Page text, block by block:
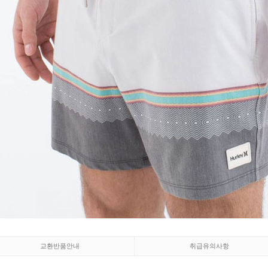
교환반품안내 취급유의사항